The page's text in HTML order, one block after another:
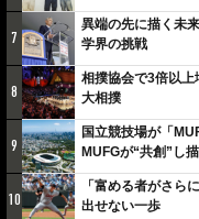
しみでしかないで
7
異端の先に描く未
学界の挑戦
8
相撲協会で3倍以
大相撲
9
国立競技場が「
MUFGが“共創”し
10
「富める者がさら
出せない一歩